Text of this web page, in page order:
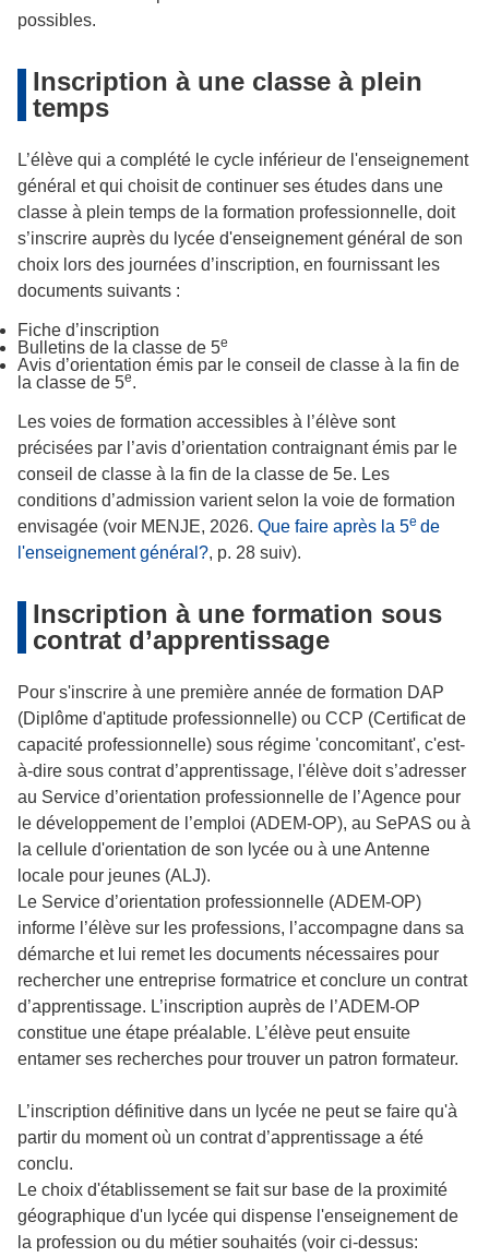
possibles.
Inscription à une classe à plein
temps
L’élève qui a complété le cycle inférieur de l'enseignement
général et qui choisit de continuer ses études dans une
classe à plein temps de la formation professionnelle, doit
s’inscrire auprès du lycée d'enseignement général de son
choix lors des journées d’inscription, en fournissant les
documents suivants :
Fiche d’inscription
Bulletins de la classe de 5e
Avis d’orientation émis par le conseil de classe à la fin de
la classe de 5e.
Les voies de formation accessibles à l’élève sont
précisées par l’avis d’orientation contraignant émis par le
conseil de classe à la fin de la classe de 5e. Les
conditions d’admission varient selon la voie de formation
envisagée (voir MENJE, 2026. Que faire après la 5e de
l'enseignement général?, p. 28 suiv).
Inscription à une formation sous
contrat d’apprentissage
Pour s'inscrire à une première année de formation DAP
(Diplôme d'aptitude professionnelle) ou CCP (Certificat de
capacité professionnelle) sous régime 'concomitant', c'est-
à-dire sous contrat d’apprentissage, l'élève doit s’adresser
au Service d’orientation professionnelle de l’Agence pour
le développement de l’emploi (ADEM-OP), au SePAS ou à
la cellule d'orientation de son lycée ou à une Antenne
locale pour jeunes (ALJ).
Le Service d’orientation professionnelle (ADEM-OP)
informe l’élève sur les professions, l’accompagne dans sa
démarche et lui remet les documents nécessaires pour
rechercher une entreprise formatrice et conclure un contrat
d’apprentissage. L’inscription auprès de l’ADEM-OP
constitue une étape préalable. L’élève peut ensuite
entamer ses recherches pour trouver un patron formateur.
L’inscription définitive dans un lycée ne peut se faire qu'à
partir du moment où un contrat d’apprentissage a été
conclu.
Le choix d'établissement se fait sur base de la proximité
géographique d'un lycée qui dispense l'enseignement de
la profession ou du métier souhaités (voir ci-dessus: